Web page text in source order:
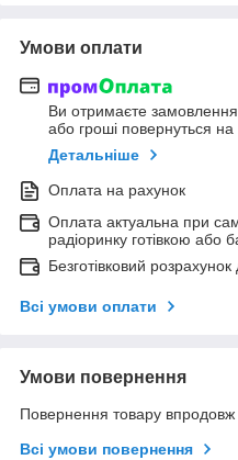
Умови оплати
Ви отримаєте замовлення
або гроші повернуться на
Детальніше
Оплата на рахунок
Оплата актуальна при
радіоринку готівкою або
Безготівковий
Всі умови оплати
Умови повернення
Повернення товару впродовж
Всі умови повернення